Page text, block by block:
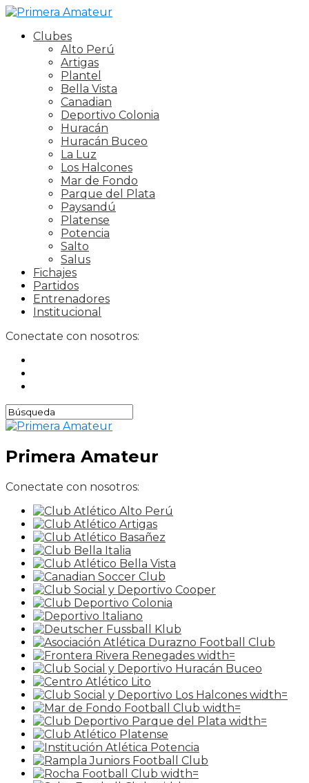
Clubes
Alto Perú
Artigas
Plantel
Bella Vista
Canadian
Deportivo Colonia
Huracán
Huracán Buceo
La Luz
Los Halcones
Mar de Fondo
Parque del Plata
Paysandú
Platense
Potencia
Salto
Salus
Fichajes
Partidos
Entrenadores
Institucional
Conectate con nosotros:
Primera Amateur
Conectate con nosotros: